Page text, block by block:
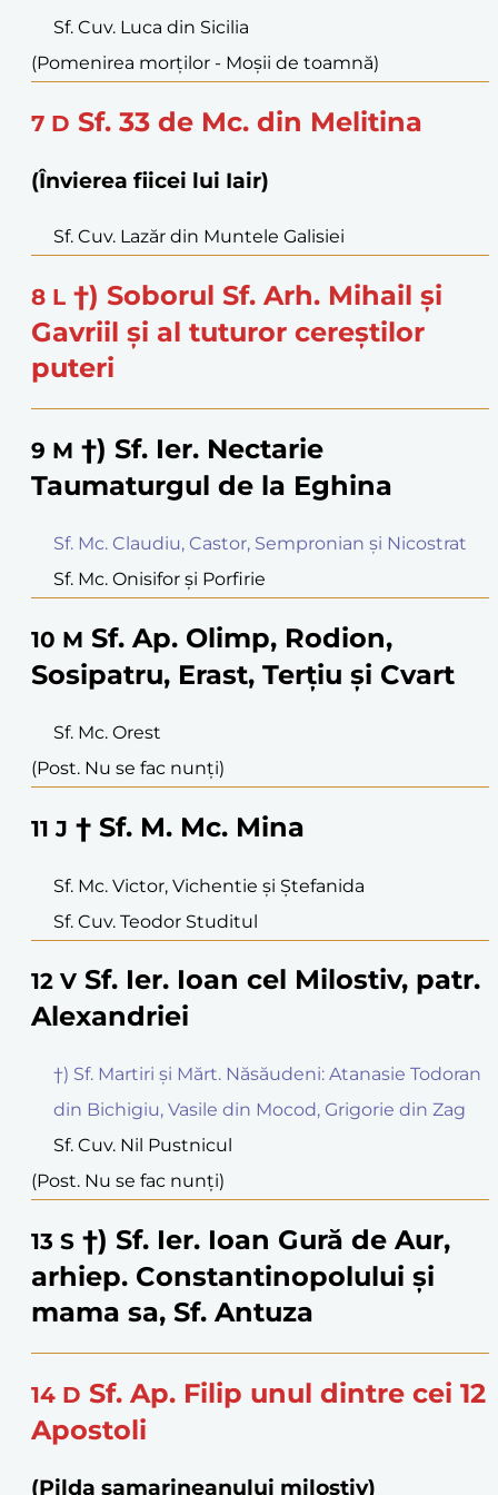
Sf. Cuv. Luca din Sicilia
(Pomenirea morților - Moşii de toamnă)
7 D Sf. 33 de Mc. din Melitina
(Învierea fiicei lui Iair)
Sf. Cuv. Lazăr din Muntele Galisiei
8 L †) Soborul Sf. Arh. Mihail și
Gavriil și al tuturor cereștilor
puteri
9 M †) Sf. Ier. Nectarie
Taumaturgul de la Eghina
Sf. Mc. Claudiu, Castor, Sempronian și Nicostrat
Sf. Mc. Onisifor și Porfirie
10 M Sf. Ap. Olimp, Rodion,
Sosipatru, Erast, Terțiu și Cvart
Sf. Mc. Orest
(Post. Nu se fac nunți)
11 J † Sf. M. Mc. Mina
Sf. Mc. Victor, Vichentie și Ștefanida
Sf. Cuv. Teodor Studitul
12 V Sf. Ier. Ioan cel Milostiv, patr.
Alexandriei
†) Sf. Martiri și Mărt. Năsăudeni: Atanasie Todoran
din Bichigiu, Vasile din Mocod, Grigorie din Zag
Sf. Cuv. Nil Pustnicul
(Post. Nu se fac nunți)
13 S †) Sf. Ier. Ioan Gură de Aur,
arhiep. Constantinopolului și
mama sa, Sf. Antuza
14 D Sf. Ap. Filip unul dintre cei 12
Apostoli
(Pilda samarineanului milostiv)